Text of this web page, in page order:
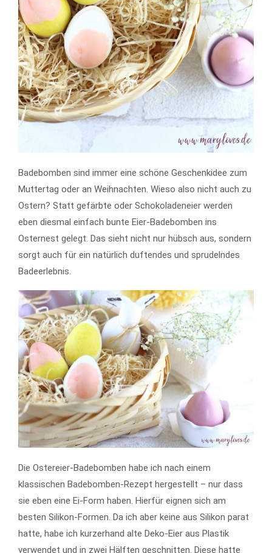
Badebomben sind immer eine schöne Geschenkidee zum
Muttertag oder an Weihnachten. Wieso also nicht auch zu
Ostern? Statt gefärbte oder Schokoladeneier werden
eben diesmal einfach bunte Eier-Badebomben ins
Osternest gelegt. Das sieht nicht nur hübsch aus, sondern
sorgt auch für ein natürlich duftendes und sprudelndes
Badeerlebnis.
Die Ostereier-Badebomben habe ich nach einem
klassischen Badebomben-Rezept hergestellt – nur dass
sie eben eine Ei-Form haben. Hierfür eignen sich am
besten Silikon-Formen. Da ich aber keine aus Silikon parat
hatte, habe ich kurzerhand alte Deko-Eier aus Plastik
verwendet und in zwei Hälften geschnitten. Diese hatte